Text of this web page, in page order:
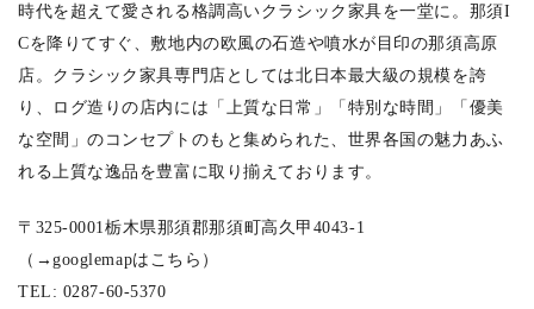
時代を超えて愛される格調高いクラシック家具を一堂に。那須I
Cを降りてすぐ、敷地内の欧風の石造や噴水が目印の那須高原
店。クラシック家具専門店としては北日本最大級の規模を誇
り、ログ造りの店内には「上質な日常」「特別な時間」「優美
な空間」のコンセプトのもと集められた、世界各国の魅力あふ
れる上質な逸品を豊富に取り揃えております。
〒325-0001栃木県那須郡那須町高久甲4043-1
（ →googlemapはこちら ）
TEL: 0287-60-5370